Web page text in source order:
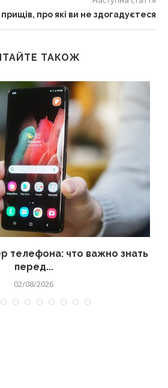
про які ви не здогадуєтеся
ТАКОЖ
телефона: что важно знать
перед...
02/08/2026